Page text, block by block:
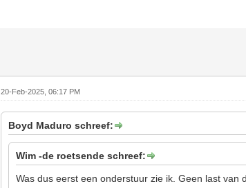
20-Feb-2025, 06:17 PM
Boyd Maduro schreef:
Wim -de roetsende schreef:
Was dus eerst een onderstuur zie ik. Geen last van